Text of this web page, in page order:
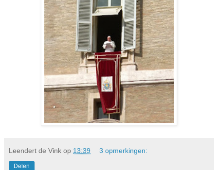
Leendert de Vink op 13:39 3 opmerkingen:
Delen